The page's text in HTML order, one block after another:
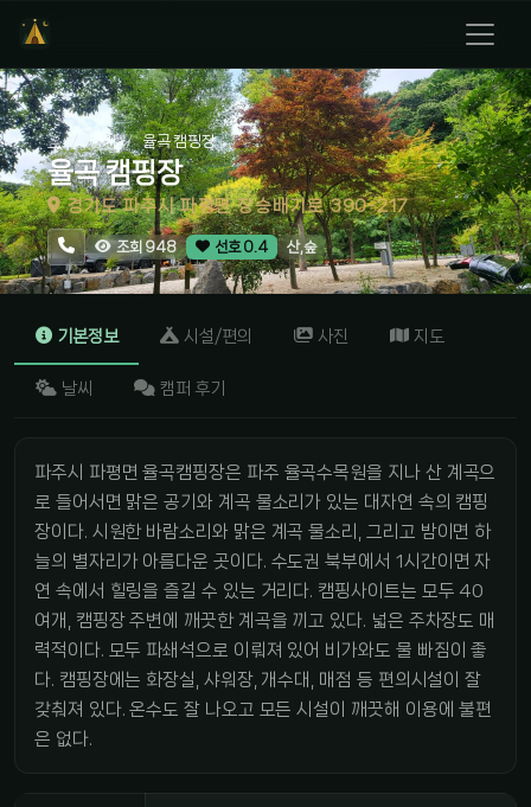
홈 경기 율곡 캠핑장
율곡 캠핑장
경기도 파주시 파평면 장승배기로 390-217
조회 948 선호 0.4 산,숲
기본정보 시설/편의 사진 지도
날씨 캠퍼 후기
파주시 파평면 율곡캠핑장은 파주 율곡수목원을 지나 산 계곡으
로 들어서면 맑은 공기와 계곡 물소리가 있는 대자연 속의 캠핑
장이다. 시원한 바람소리와 맑은 계곡 물소리, 그리고 밤이면 하
늘의 별자리가 아름다운 곳이다. 수도권 북부에서 1시간이면 자
연 속에서 힐링을 즐길 수 있는 거리다. 캠핑사이트는 모두 40
여개, 캠핑장 주변에 깨끗한 계곡을 끼고 있다. 넓은 주차장도 매
력적이다. 모두 파쇄석으로 이뤄져 있어 비가와도 물 빠짐이 좋
다. 캠핑장에는 화장실, 샤워장, 개수대, 매점 등 편의시설이 잘
갖춰져 있다. 온수도 잘 나오고 모든 시설이 깨끗해 이용에 불편
은 없다.